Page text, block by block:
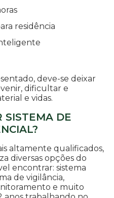
residência
deve-se deixar
dificultar e
e vidas.
SISTEMA DE
altamente qualificados,
diversas opções do
encontrar: sistema
de vigilância,
e muito